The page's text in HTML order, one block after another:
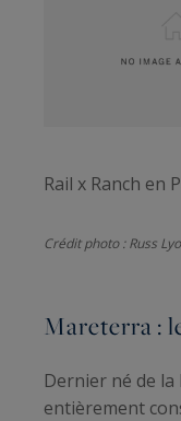
Rail x Ranch en
Crédit photo : Russ
Mareterra :
Dernier né de
entièrement